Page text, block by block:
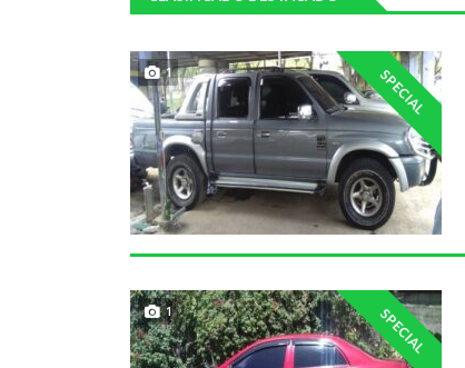
1 SPECIAL
1 SPECIAL